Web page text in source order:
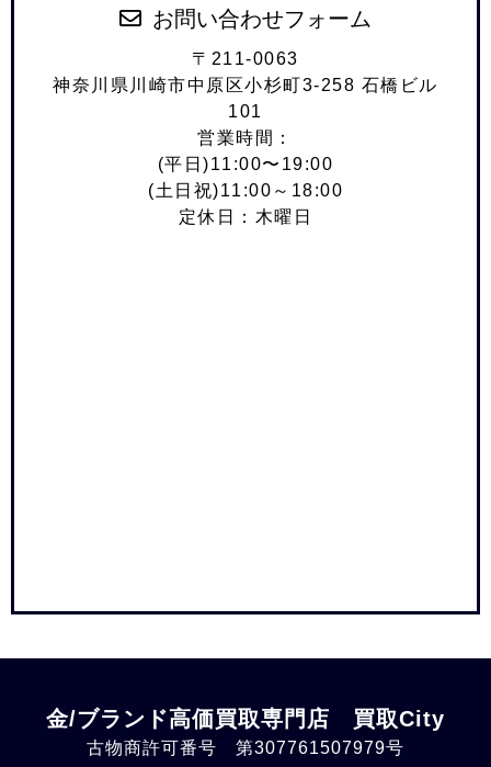
お問い合わせフォーム
〒211-0063
神奈川県川崎市中原区小杉町3-258 石橋ビル
101
営業時間：
(平日)11:00〜19:00
(土日祝)11:00～18:00
定休日：木曜日
金/ブランド高価買取専門店 買取City
古物商許可番号 第307761507979号